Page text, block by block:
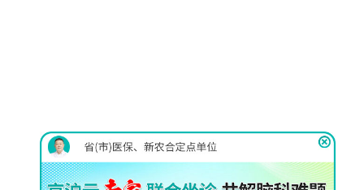
伊里扎洛夫
（llizarov）技术
详情